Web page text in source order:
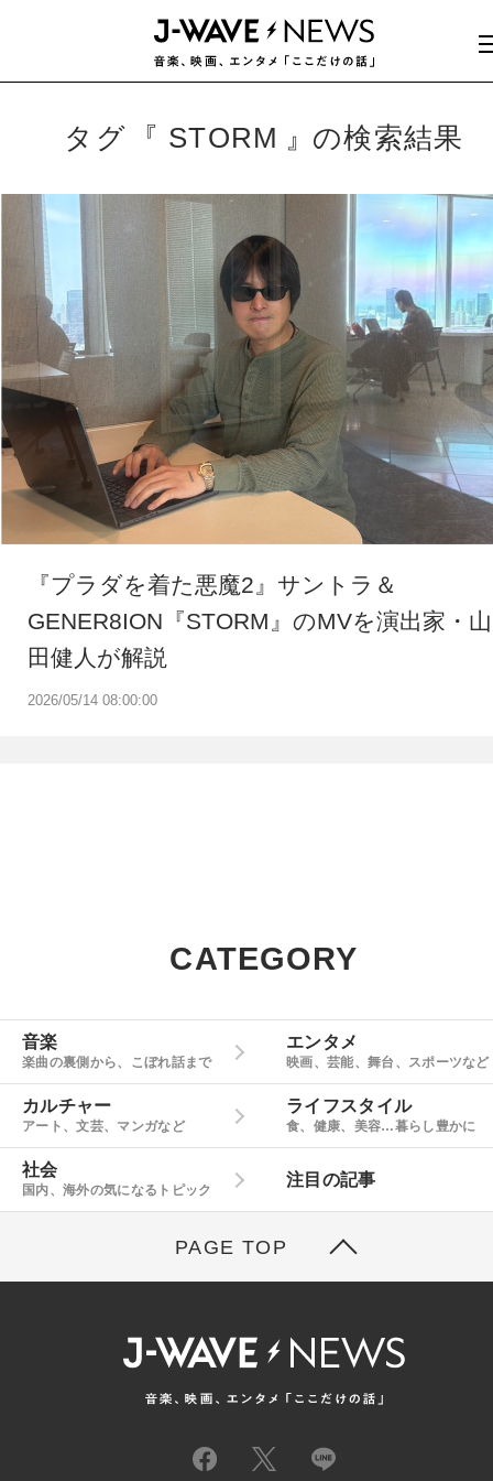
タグ STORM の検索結果
2026/05/14 08:00:00
『プラダを着た悪魔2』サントラ＆
GENER8ION『STORM』のMVを演出家・山
田健人が解説
CATEGORY
音楽
楽曲の裏側から、こぼれ話まで
エンタメ
映画、芸能、舞台、スポーツなど
カルチャー
アート、文芸、マンガなど
ライフスタイル
食、健康、美容…暮らし豊かに
社会
国内、海外の気になるトピック
注目の記事
PAGE TOP